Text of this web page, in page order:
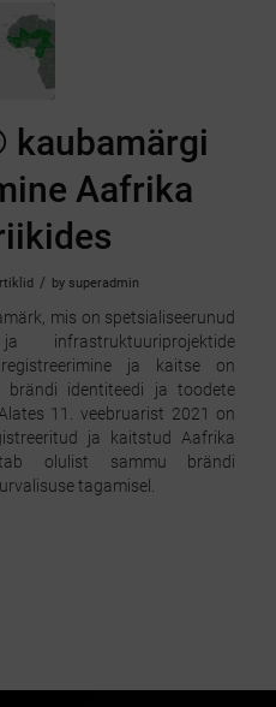
kaubamärgi
Aafrika
/ by superadmin
mis on spetsialiseerunud
infrastruktuuriprojektide
ja kaitse on
identiteedi ja toodete
11. veebruarist 2021 on
ja kaitstud Aafrika
olulist sammu brändi
tagamisel.